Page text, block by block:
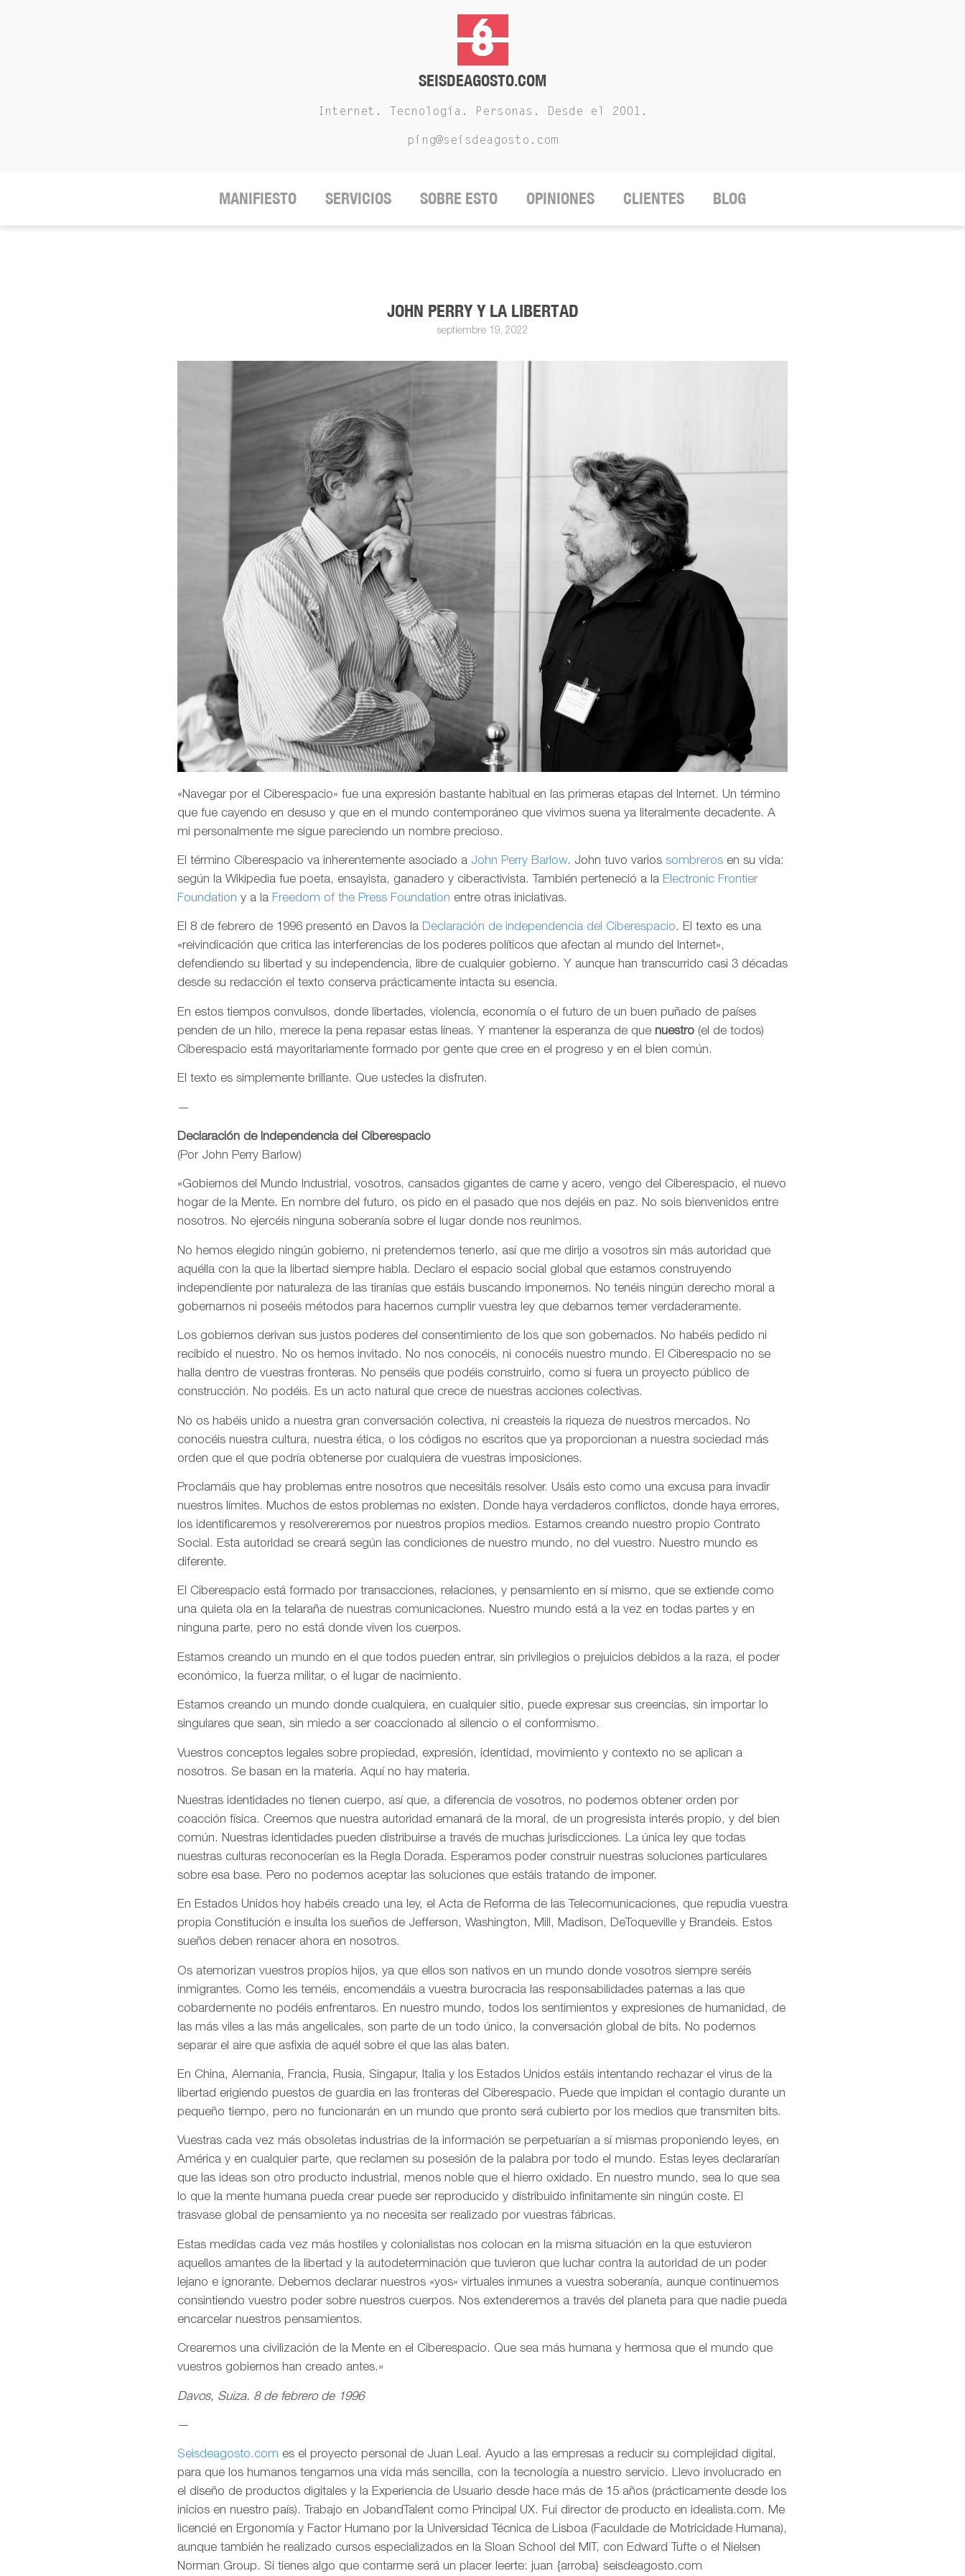
SEISDEAGOSTO.COM
Internet. Tecnología. Personas. Desde el 2001.
ping@seisdeagosto.com
MANIFIESTO SERVICIOS SOBRE ESTO OPINIONES CLIENTES BLOG
JOHN PERRY Y LA LIBERTAD
septiembre 19, 2022
«Navegar por el Ciberespacio» fue una expresión bastante habitual en las primeras etapas del Internet. Un término
que fue cayendo en desuso y que en el mundo contemporáneo que vivimos suena ya literalmente decadente. A
mi personalmente me sigue pareciendo un nombre precioso.
El término Ciberespacio va inherentemente asociado a John Perry Barlow. John tuvo varios sombreros en su vida:
según la Wikipedia fue poeta, ensayista, ganadero y ciberactivista. También perteneció a la Electronic Frontier
Foundation y a la Freedom of the Press Foundation entre otras iniciativas.
El 8 de febrero de 1996 presentó en Davos la Declaración de independencia del Ciberespacio. El texto es una
«reivindicación que critica las interferencias de los poderes políticos que afectan al mundo del Internet»,
defendiendo su libertad y su independencia, libre de cualquier gobierno. Y aunque han transcurrido casi 3 décadas
desde su redacción el texto conserva prácticamente intacta su esencia.
En estos tiempos convulsos, donde libertades, violencia, economía o el futuro de un buen puñado de países
penden de un hilo, merece la pena repasar estas líneas. Y mantener la esperanza de que nuestro (el de todos)
Ciberespacio está mayoritariamente formado por gente que cree en el progreso y en el bien común.
El texto es simplemente brillante. Que ustedes la disfruten.
—
Declaración de Independencia del Ciberespacio
(Por John Perry Barlow)
«Gobiernos del Mundo Industrial, vosotros, cansados gigantes de carne y acero, vengo del Ciberespacio, el nuevo
hogar de la Mente. En nombre del futuro, os pido en el pasado que nos dejéis en paz. No sois bienvenidos entre
nosotros. No ejercéis ninguna soberanía sobre el lugar donde nos reunimos.
No hemos elegido ningún gobierno, ni pretendemos tenerlo, así que me dirijo a vosotros sin más autoridad que
aquélla con la que la libertad siempre habla. Declaro el espacio social global que estamos construyendo
independiente por naturaleza de las tiranías que estáis buscando imponernos. No tenéis ningún derecho moral a
gobernarnos ni poseéis métodos para hacernos cumplir vuestra ley que debamos temer verdaderamente.
Los gobiernos derivan sus justos poderes del consentimiento de los que son gobernados. No habéis pedido ni
recibido el nuestro. No os hemos invitado. No nos conocéis, ni conocéis nuestro mundo. El Ciberespacio no se
halla dentro de vuestras fronteras. No penséis que podéis construirlo, como si fuera un proyecto público de
construcción. No podéis. Es un acto natural que crece de nuestras acciones colectivas.
No os habéis unido a nuestra gran conversación colectiva, ni creasteis la riqueza de nuestros mercados. No
conocéis nuestra cultura, nuestra ética, o los códigos no escritos que ya proporcionan a nuestra sociedad más
orden que el que podría obtenerse por cualquiera de vuestras imposiciones.
Proclamáis que hay problemas entre nosotros que necesitáis resolver. Usáis esto como una excusa para invadir
nuestros límites. Muchos de estos problemas no existen. Donde haya verdaderos conflictos, donde haya errores,
los identificaremos y resolvereremos por nuestros propios medios. Estamos creando nuestro propio Contrato
Social. Esta autoridad se creará según las condiciones de nuestro mundo, no del vuestro. Nuestro mundo es
diferente.
El Ciberespacio está formado por transacciones, relaciones, y pensamiento en sí mismo, que se extiende como
una quieta ola en la telaraña de nuestras comunicaciones. Nuestro mundo está a la vez en todas partes y en
ninguna parte, pero no está donde viven los cuerpos.
Estamos creando un mundo en el que todos pueden entrar, sin privilegios o prejuicios debidos a la raza, el poder
económico, la fuerza militar, o el lugar de nacimiento.
Estamos creando un mundo donde cualquiera, en cualquier sitio, puede expresar sus creencias, sin importar lo
singulares que sean, sin miedo a ser coaccionado al silencio o el conformismo.
Vuestros conceptos legales sobre propiedad, expresión, identidad, movimiento y contexto no se aplican a
nosotros. Se basan en la materia. Aquí no hay materia.
Nuestras identidades no tienen cuerpo, así que, a diferencia de vosotros, no podemos obtener orden por
coacción física. Creemos que nuestra autoridad emanará de la moral, de un progresista interés propio, y del bien
común. Nuestras identidades pueden distribuirse a través de muchas jurisdicciones. La única ley que todas
nuestras culturas reconocerían es la Regla Dorada. Esperamos poder construir nuestras soluciones particulares
sobre esa base. Pero no podemos aceptar las soluciones que estáis tratando de imponer.
En Estados Unidos hoy habéis creado una ley, el Acta de Reforma de las Telecomunicaciones, que repudia vuestra
propia Constitución e insulta los sueños de Jefferson, Washington, Mill, Madison, DeToqueville y Brandeis. Estos
sueños deben renacer ahora en nosotros.
Os atemorizan vuestros propios hijos, ya que ellos son nativos en un mundo donde vosotros siempre seréis
inmigrantes. Como les teméis, encomendáis a vuestra burocracia las responsabilidades paternas a las que
cobardemente no podéis enfrentaros. En nuestro mundo, todos los sentimientos y expresiones de humanidad, de
las más viles a las más angelicales, son parte de un todo único, la conversación global de bits. No podemos
separar el aire que asfixia de aquél sobre el que las alas baten.
En China, Alemania, Francia, Rusia, Singapur, Italia y los Estados Unidos estáis intentando rechazar el virus de la
libertad erigiendo puestos de guardia en las fronteras del Ciberespacio. Puede que impidan el contagio durante un
pequeño tiempo, pero no funcionarán en un mundo que pronto será cubierto por los medios que transmiten bits.
Vuestras cada vez más obsoletas industrias de la información se perpetuarían a sí mismas proponiendo leyes, en
América y en cualquier parte, que reclamen su posesión de la palabra por todo el mundo. Estas leyes declararían
que las ideas son otro producto industrial, menos noble que el hierro oxidado. En nuestro mundo, sea lo que sea
lo que la mente humana pueda crear puede ser reproducido y distribuido infinitamente sin ningún coste. El
trasvase global de pensamiento ya no necesita ser realizado por vuestras fábricas.
Estas medidas cada vez más hostiles y colonialistas nos colocan en la misma situación en la que estuvieron
aquellos amantes de la libertad y la autodeterminación que tuvieron que luchar contra la autoridad de un poder
lejano e ignorante. Debemos declarar nuestros «yos» virtuales inmunes a vuestra soberanía, aunque continuemos
consintiendo vuestro poder sobre nuestros cuerpos. Nos extenderemos a través del planeta para que nadie pueda
encarcelar nuestros pensamientos.
Crearemos una civilización de la Mente en el Ciberespacio. Que sea más humana y hermosa que el mundo que
vuestros gobiernos han creado antes.»
Davos, Suiza. 8 de febrero de 1996
—
Seisdeagosto.com es el proyecto personal de Juan Leal. Ayudo a las empresas a reducir su complejidad digital,
para que los humanos tengamos una vida más sencilla, con la tecnología a nuestro servicio. Llevo involucrado en
el diseño de productos digitales y la Experiencia de Usuario desde hace más de 15 años (prácticamente desde los
inicios en nuestro país). Trabajo en JobandTalent como Principal UX. Fui director de producto en idealista.com. Me
licencié en Ergonomía y Factor Humano por la Universidad Técnica de Lisboa (Faculdade de Motricidade Humana),
aunque también he realizado cursos especializados en la Sloan School del MIT, con Edward Tufte o el Nielsen
Norman Group. Si tienes algo que contarme será un placer leerte: juan {arroba} seisdeagosto.com